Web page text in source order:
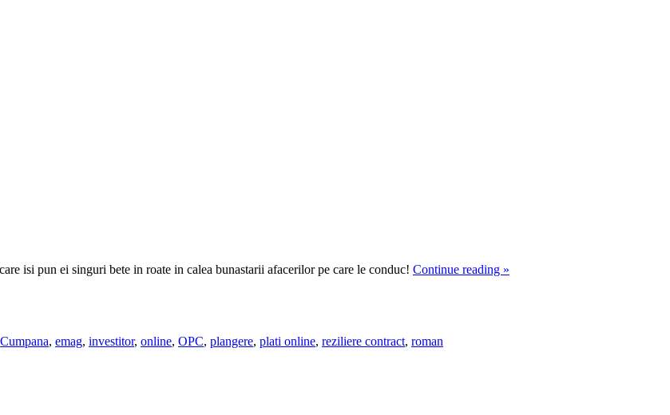
isi pun ei singuri bete in roate in calea bunastarii afacerilor pe care le conduc! Continue reading »
Cumpana, emag, investitor, online, OPC, plangere, plati online, reziliere contract, roman